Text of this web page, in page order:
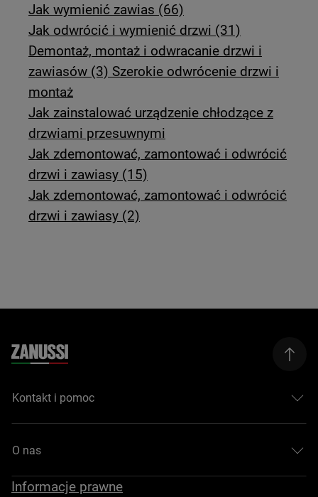
Jak wymienić zawias (66)
Jak odwrócić i wymienić drzwi (31)
Demontaż, montaż i odwracanie drzwi i
zawiasów (3) Szerokie odwrócenie drzwi i
montaż
Jak zainstalować urządzenie chłodzące z
drzwiami przesuwnymi
Jak zdemontować, zamontować i odwrócić
drzwi i zawiasy (15)
Jak zdemontować, zamontować i odwrócić
drzwi i zawiasy (2)
Kontakt i pomoc
O nas
Informacje prawne